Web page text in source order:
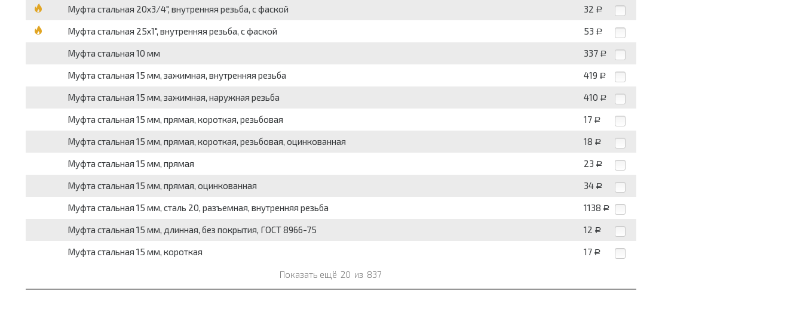
Муфта стальная 20x3/4", внутренняя резьба, с фаской 32 Р
Муфта стальная 25x1", внутренняя резьба, с фаской 53 Р
Муфта стальная 10 мм 337 Р
Муфта стальная 15 мм, зажимная, внутренняя резьба 419 Р
Муфта стальная 15 мм, зажимная, наружная резьба 410 Р
Муфта стальная 15 мм, прямая, короткая, резьбовая 17 Р
Муфта стальная 15 мм, прямая, короткая, резьбовая, оцинкованная 18 Р
Муфта стальная 15 мм, прямая 23 Р
Муфта стальная 15 мм, прямая, оцинкованная 34 Р
Муфта стальная 15 мм, сталь 20, разъемная, внутренняя резьба 1138 Р
Муфта стальная 15 мм, длинная, без покрытия, ГОСТ 8966-75 12 Р
Муфта стальная 15 мм, короткая 17 Р
Показать ещё 20 из 837